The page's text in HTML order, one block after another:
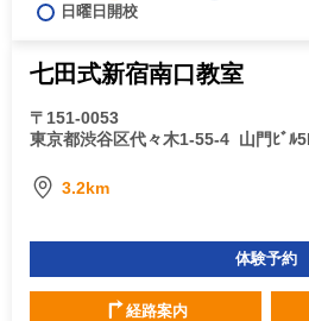
日曜日開校
七田式新宿南口教室
〒151-0053
東京都渋谷区代々木1-55-4 山門ﾋﾞﾙ
3.2km
体験予約
経路案内